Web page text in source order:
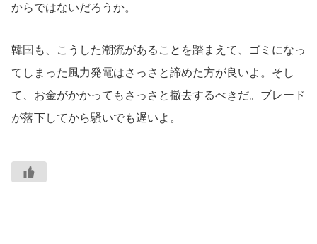
からではないだろうか。
韓国も、こうした潮流があることを踏まえて、ゴミになっ
てしまった風力発電はさっさと諦めた方が良いよ。そし
て、お金がかかってもさっさと撤去するべきだ。ブレード
が落下してから騒いでも遅いよ。